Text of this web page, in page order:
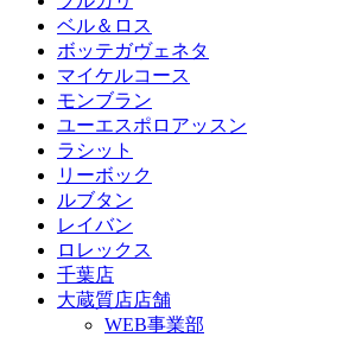
ベル＆ロス
ボッテガヴェネタ
マイケルコース
モンブラン
ユーエスポロアッスン
ラシット
リーボック
ルブタン
レイバン
ロレックス
千葉店
大蔵質店店舗
WEB事業部